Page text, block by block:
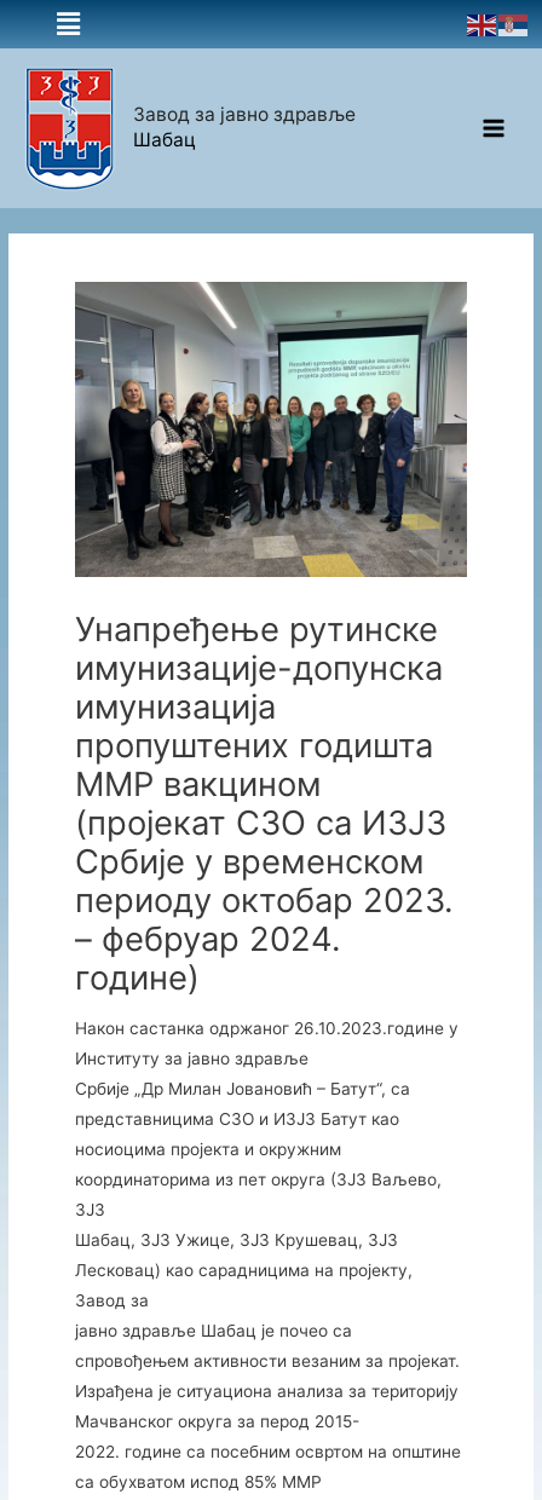
Завод за јавно здравље
Шабац
Унапређење рутинске
имунизације-допунска
имунизација
пропуштених годишта
ММР вакцином
(пројекат СЗО са ИЗЈЗ
Србије у временском
периоду октобар 2023.
– фебруар 2024.
године)
Након састанка одржаног 26.10.2023.године у
Институту за јавно здравље
Србије „Др Милан Јовановић – Батут“, са
представницима СЗО и ИЗЈЗ Батут као
носиоцима пројекта и окружним
координаторима из пет округа (ЗЈЗ Ваљево,
ЗЈЗ
Шабац, ЗЈЗ Ужице, ЗЈЗ Крушевац, ЗЈЗ
Лесковац) као сарадницима на пројекту,
Завод за
јавно здравље Шабац је почео са
спровођењем активности везаним за пројекат.
Израђена је ситуациона анализа за територију
Мачванског округа за перод 2015-
2022. године са посебним освртом на општине
са обухватом испод 85% ММР